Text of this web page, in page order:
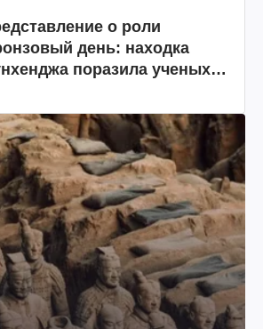
о роли
день: находка
поразила ученых